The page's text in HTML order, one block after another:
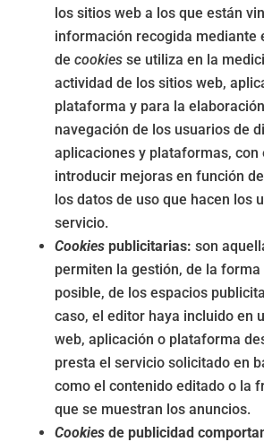
los sitios web a los que están
información recogida mediante
de cookies se utiliza en la
actividad de los sitios web,
plataforma y para la
navegación de los usuarios de
aplicaciones y plataformas, con
introducir mejoras en función
los datos de uso que hacen los
servicio.
Cookies publicitarias: son
permiten la gestión, de la
posible, de los espacios
caso, el editor haya incluido en
web, aplicación o plataforma
presta el servicio solicitado en
como el contenido editado o la
que se muestran los anuncios.
Cookies de publicidad